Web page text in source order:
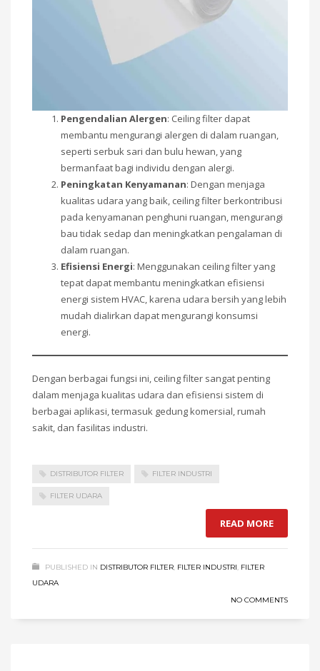
Pengendalian Alergen: Ceiling filter dapat
membantu mengurangi alergen di dalam ruangan,
seperti serbuk sari dan bulu hewan, yang
bermanfaat bagi individu dengan alergi.
Peningkatan Kenyamanan: Dengan menjaga
kualitas udara yang baik, ceiling filter berkontribusi
pada kenyamanan penghuni ruangan, mengurangi
bau tidak sedap dan meningkatkan pengalaman di
dalam ruangan.
Efisiensi Energi: Menggunakan ceiling filter yang
tepat dapat membantu meningkatkan efisiensi
energi sistem HVAC, karena udara bersih yang lebih
mudah dialirkan dapat mengurangi konsumsi
energi.
Dengan berbagai fungsi ini, ceiling filter sangat penting
dalam menjaga kualitas udara dan efisiensi sistem di
berbagai aplikasi, termasuk gedung komersial, rumah
sakit, dan fasilitas industri.
DISTRIBUTOR FILTER FILTER INDUSTRI
FILTER UDARA
READ MORE
PUBLISHED IN DISTRIBUTOR FILTER, FILTER INDUSTRI, FILTER
UDARA
NO COMMENTS